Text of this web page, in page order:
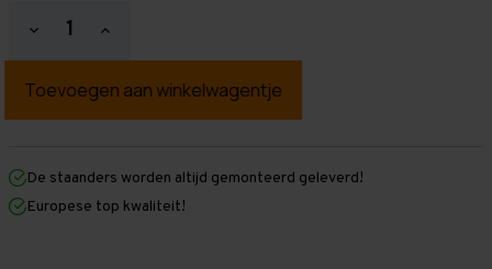
Hoeveelheid
verlagen
Grootvakstelling
mm
mm
x
400
Hoeveelheid
verhogen
Grootvakstelling
mm
mm
400
De staanders worden altijd gemonteerd geleverd!
Europese top kwaliteit!